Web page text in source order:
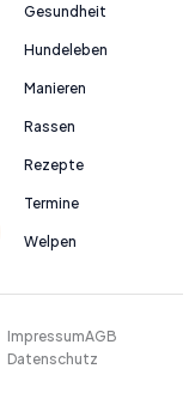
Gesundheit
Hundeleben
Manieren
Rassen
Rezepte
Termine
Welpen
ImpressumAGB
Datenschutz